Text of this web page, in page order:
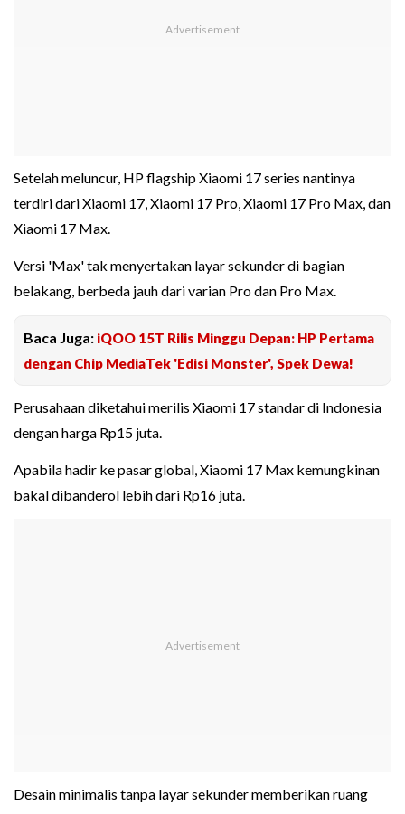
Setelah meluncur, HP flagship Xiaomi 17 series nantinya
terdiri dari Xiaomi 17, Xiaomi 17 Pro, Xiaomi 17 Pro Max, dan
Xiaomi 17 Max.
Versi 'Max' tak menyertakan layar sekunder di bagian
belakang, berbeda jauh dari varian Pro dan Pro Max.
Baca Juga: iQOO 15T Rilis Minggu Depan: HP Pertama
dengan Chip MediaTek 'Edisi Monster', Spek Dewa!
Perusahaan diketahui merilis Xiaomi 17 standar di Indonesia
dengan harga Rp15 juta.
Apabila hadir ke pasar global, Xiaomi 17 Max kemungkinan
bakal dibanderol lebih dari Rp16 juta.
Desain minimalis tanpa layar sekunder memberikan ruang